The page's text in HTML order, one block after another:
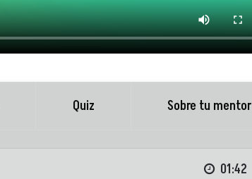
Quiz Sobre tu mentor
01:42